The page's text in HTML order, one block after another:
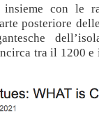
con le
posteriore
tra il 1200 e